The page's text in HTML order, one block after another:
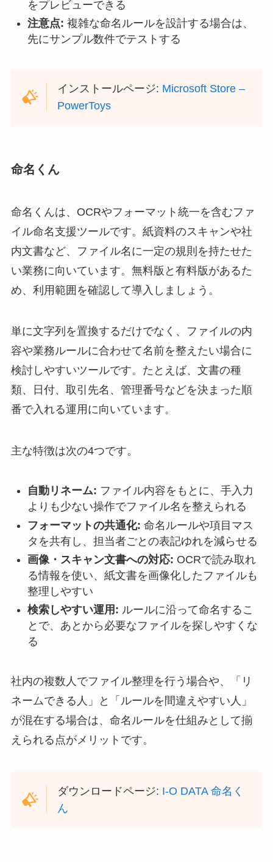
をプレビューできる
注意点: 複雑な命名ルールを設計する場合は、
先にサンプル数件でテストする
インストールページ: Microsoft Store –
PowerToys
命名くん
命名くんは、OCRやフォーマット統一を含むファ
イル命名支援ツールです。紙資料のスキャンや社
内文書など、ファイル名に一定の規則を持たせた
い業務に向いています。無料版と有料版があるた
め、利用範囲を確認して導入しましょう。
単に文字列を置換するだけでなく、ファイルの内
容や業務ルールに合わせて名前を整えたい場合に
検討しやすいツールです。たとえば、文書の種
類、日付、取引先名、管理番号などを決まった順
番で入れる運用に向いています。
主な特徴は次の4つです。
自動リネーム: ファイル内容をもとに、手入力
よりも少ない操作でファイル名を整えられる
フォーマットの共通化: 命名ルールや項目マス
タを共有し、担当者ごとの表記ゆれを減らせる
画像・スキャン文書への対応: OCRで読み取れ
る情報を使い、紙文書を画像化したファイルも
整理しやすい
検索しやすい運用: ルールに沿って命名するこ
とで、あとから必要なファイルを探しやすくな
る
社内の複数人でファイル整理を行う場合や、「リ
ネームできる人」と「ルールを間違えやすい人」
が混在する場合は、命名ルールを仕組みとして揃
えられる点がメリットです。
ダウンロードページ: I-O DATA 命名く
ん